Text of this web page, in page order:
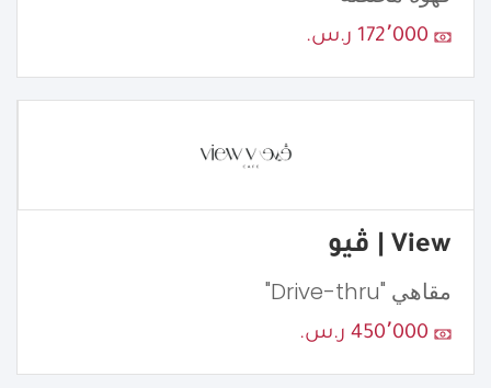
172٬000 ر.س.
View | ڤيو
مقاهي "Drive-thru"
450٬000 ر.س.